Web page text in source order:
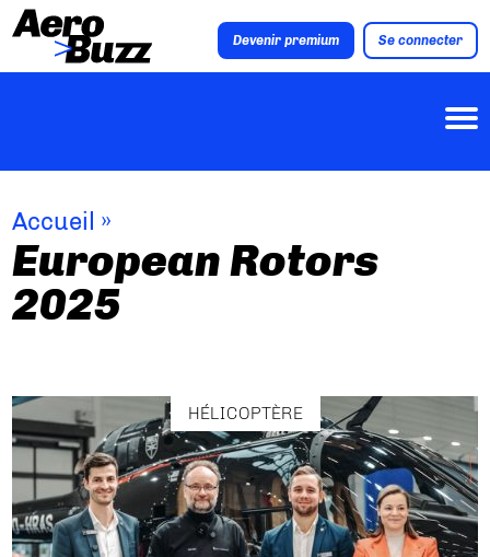
Devenir premium Se connecter
Accueil »
European Rotors
2025
HÉLICOPTÈRE